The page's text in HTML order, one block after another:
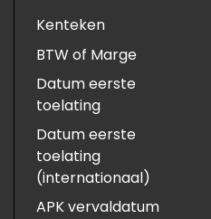
Kenteken
BTW of Marge
Datum eerste
toelating
Datum eerste
toelating
(internationaal)
APK vervaldatum